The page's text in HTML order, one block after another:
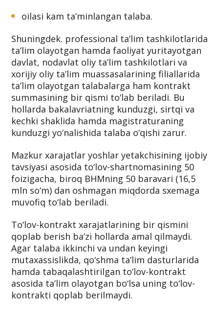
oilasi kam ta’minlangan talaba.
Shuningdek. professional ta’lim tashkilotlarida
ta’lim olayotgan hamda faoliyat yuritayotgan
davlat, nodavlat oliy ta’lim tashkilotlari va
xorijiy oliy ta’lim muassasalarining filiallarida
ta’lim olayotgan talabalarga ham kontrakt
summasining bir qismi to‘lab beriladi. Bu
hollarda bakalavriatning kunduzgi, sirtqi va
kechki shaklida hamda magistraturaning
kunduzgi yo‘nalishida talaba o‘qishi zarur.
Mazkur xarajatlar yoshlar yetakchisining ijobiy
tavsiyasi asosida to‘lov-shartnomasining 50
foizigacha, biroq BHMning 50 baravari (16,5
mln so‘m) dan oshmagan miqdorda sxemaga
muvofiq to‘lab beriladi.
To‘lov-kontrakt xarajatlarining bir qismini
qoplab berish ba’zi hollarda amal qilmaydi.
Agar talaba ikkinchi va undan keyingi
mutaxassislikda, qo‘shma ta’lim dasturlarida
hamda tabaqalashtirilgan to‘lov-kontrakt
asosida ta’lim olayotgan bo‘lsa uning to‘lov-
kontrakti qoplab berilmaydi.